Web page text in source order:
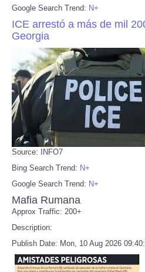
Google Search Trend: N+
ICE arrestó a más de mil
Georgia
Source: INFO7
Bing Search Trend: N+
Google Search Trend: N+
Mafia Rumana
Approx Traffic: 200+
Description:
Publish Date: Mon, 10 Aug 2026